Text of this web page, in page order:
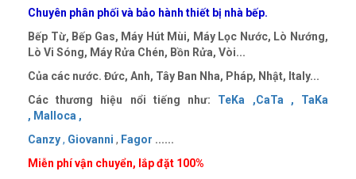
Chuyên phân phối và bảo hành thiết bị nhà bếp.
Bếp Từ, Bếp Gas, Máy Hút Mùi, Máy Lọc Nước, Lò Nướng,
Lò Vi Sóng, Máy Rửa Chén, Bồn Rửa, Vòi...
Của các nước. Đức, Anh, Tây Ban Nha, Pháp, Nhật, Italy...
Các thương hiệu nổi tiếng như: TeKa ,CaTa ,
TaKa
, Malloca ,
Canzy, Giovanni , Fagor ......
Miễn phí vận chuyển, lắp đặt 100%